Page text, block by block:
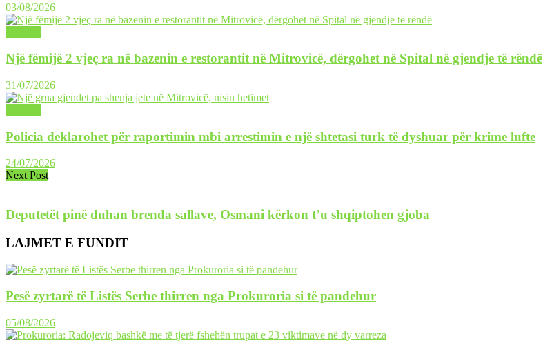
03/08/2026
Një fëmijë 2 vjeç ra në bazenin e restorantit në Mitrovicë, dërgohet në Spital në gjendje të rëndë
31/07/2026
Policia deklarohet për raportimin mbi arrestimin e një shtetasi turk të dyshuar për krime lufte
24/07/2026
Next Post
Deputetët pinë duhan brenda sallave, Osmani kërkon t’u shqiptohen gjoba
LAJMET E FUNDIT
Pesë zyrtarë të Listës Serbe thirren nga Prokuroria si të pandehur
05/08/2026